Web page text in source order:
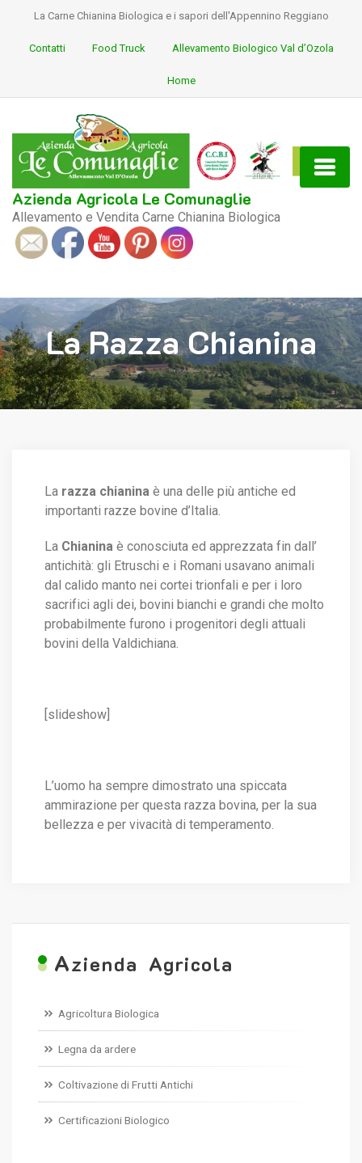
La Carne Chianina Biologica e i sapori dell'Appennino Reggiano
Contatti Food Truck Allevamento Biologico Val d’Ozola
Home
Azienda Agricola Le Comunaglie
Allevamento e Vendita Carne Chianina Biologica
Social
La Razza Chianina
La razza chianina è una delle più antiche ed
importanti razze bovine d’Italia.
La Chianina è conosciuta ed apprezzata fin dall’
antichità: gli Etruschi e i Romani usavano animali
dal calido manto nei cortei trionfali e per i loro
sacrifici agli dei, bovini bianchi e grandi che molto
probabilmente furono i progenitori degli attuali
bovini della Valdichiana.
[slideshow]
L’uomo ha sempre dimostrato una spiccata
ammirazione per questa razza bovina, per la sua
bellezza e per vivacità di temperamento.
Azienda Agricola
Agricoltura Biologica
Legna da ardere
Coltivazione di Frutti Antichi
Certificazioni Biologico